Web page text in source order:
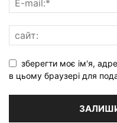
зберегти моє ім'я,
в цьому браузері для